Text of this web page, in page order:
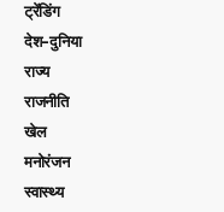
ट्रेंडिंग
देश-दुनिया
राज्य
राजनीति
खेल
मनोरंजन
स्वास्थ्य